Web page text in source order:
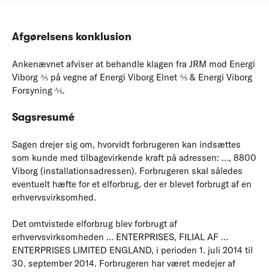
Afgørelsens konklusion
Ankenævnet afviser at behandle klagen fra JRM mod Energi
Viborg ⅍ på vegne af Energi Viborg Elnet ⅍ & Energi Viborg
Forsyning ⅍.
Sagsresumé
Sagen drejer sig om, hvorvidt forbrugeren kan indsættes
som kunde med tilbagevirkende kraft på adressen: …, 8800
Viborg (installationsadressen). Forbrugeren skal således
eventuelt hæfte for et elforbrug, der er blevet forbrugt af en
erhvervsvirksomhed.
Det omtvistede elforbrug blev forbrugt af
erhvervsvirksomheden … ENTERPRISES, FILIAL AF …
ENTERPRISES LIMITED ENGLAND, i perioden 1. juli 2014 til
30. september 2014. Forbrugeren har været medejer af